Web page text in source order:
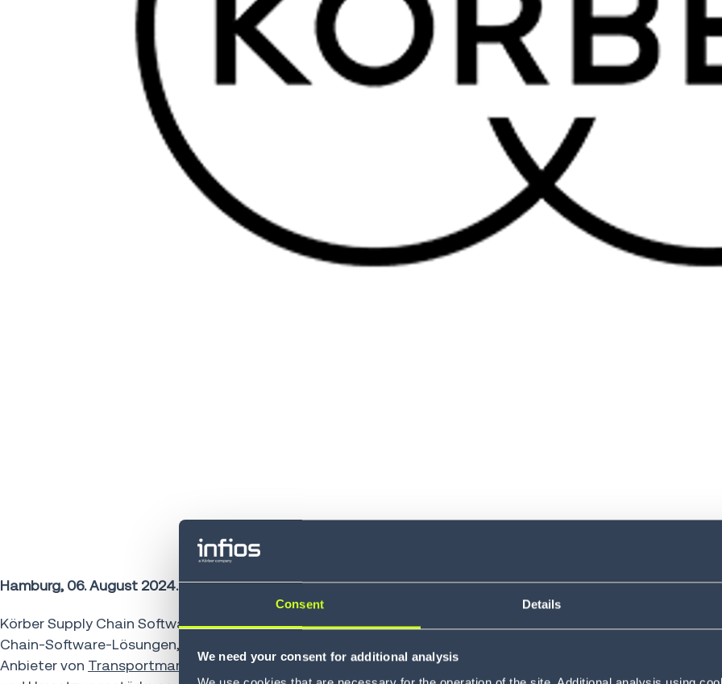
Consent Details
We need your consent for additional analysis
Hamburg, 06. August 2024.
Körber Supply Chain Software, ein Joint Venture von Körber und KKR, und führender Anbieter von End-to-End
Chain-Software-Lösungen, hat eine Vereinbarung zur Übernahme von MercuryGate International Inc., einem
Anbieter von Transportmanagementsystemen(TMS), unterzeichnet. MercuryGate steht für multimodale